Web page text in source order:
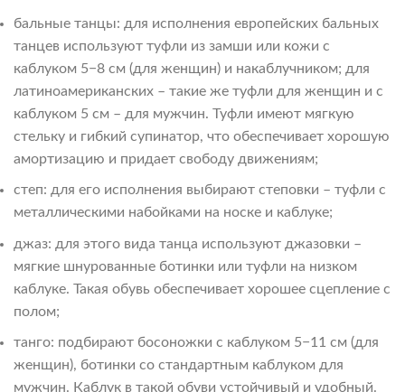
бальные танцы: для исполнения европейских бальных
танцев используют туфли из замши или кожи с
каблуком 5−8 см (для женщин) и накаблучником; для
латиноамериканских – такие же туфли для женщин и с
каблуком 5 см – для мужчин. Туфли имеют мягкую
стельку и гибкий супинатор, что обеспечивает хорошую
амортизацию и придает свободу движениям;
степ: для его исполнения выбирают степовки – туфли с
металлическими набойками на носке и каблуке;
джаз: для этого вида танца используют джазовки –
мягкие шнурованные ботинки или туфли на низком
каблуке. Такая обувь обеспечивает хорошее сцепление с
полом;
танго: подбирают босоножки с каблуком 5−11 см (для
женщин), ботинки со стандартным каблуком для
мужчин. Каблук в такой обуви устойчивый и удобный.